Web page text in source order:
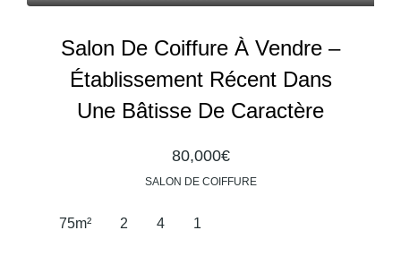
Salon De Coiffure À Vendre –
Établissement Récent Dans
Une Bâtisse De Caractère
80,000€
SALON DE COIFFURE
75m² 2 4 1